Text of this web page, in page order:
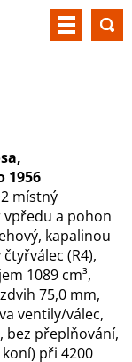
1956
místný
a pohon
kapalinou
(R4),
1089 cm³,
75,0 mm,
ventily/válec,
bez přeplňování,
při 4200